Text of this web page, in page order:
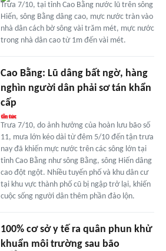
Trưa 7/10, tại tỉnh Cao Bằng nước lũ trên sông
Hiến, sông Bằng dâng cao, mực nước tràn vào
nhà dân cách bờ sông vài trăm mét, mực nước
trong nhà dân cao từ 1m đến vài mét.
Cao Bằng: Lũ dâng bất ngờ, hàng
nghìn người dân phải sơ tán khẩn
cấp
Trưa 7/10, do ảnh hưởng của hoàn lưu bão số
11, mưa lớn kéo dài từ đêm 5/10 đến tận trưa
nay đã khiến mực nước trên các sông lớn tại
tỉnh Cao Bằng như sông Bằng, sông Hiến dâng
cao đột ngột. Nhiều tuyến phố và khu dân cư
tại khu vực thành phố cũ bị ngập trở lại, khiến
cuộc sống người dân thêm phần đảo lộn.
100% cơ sở y tế ra quân phun khử
khuẩn môi trường sau bão